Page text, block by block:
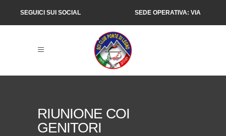
SEGUICI SUI SOCIAL SEDE OPERATIVA: VIA
RIUNIONE COI
GENITORI